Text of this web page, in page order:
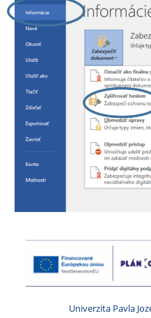
Univerzita Pavla